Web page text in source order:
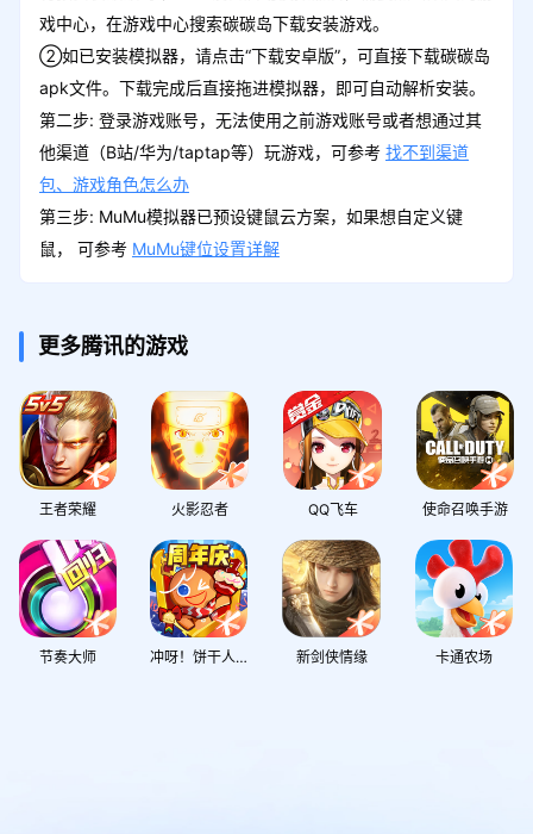
戏中心，在游戏中心搜索碳碳岛下载安装游戏。
②如已安装模拟器，请点击“下载安卓版”，可直接下载碳碳岛
apk文件。下载完成后直接拖进模拟器，即可自动解析安装。
第二步: 登录游戏账号，无法使用之前游戏账号或者想通过其
他渠道（B站/华为/taptap等）玩游戏，可参考 找不到渠道
包、游戏角色怎么办
第三步: MuMu模拟器已预设键鼠云方案，如果想自定义键
鼠， 可参考 MuMu键位设置详解
更多腾讯的游戏
王者荣耀 火影忍者 QQ飞车 使命召唤手游
节奏大师 冲呀！饼干人：王国 新剑侠情缘 卡通农场